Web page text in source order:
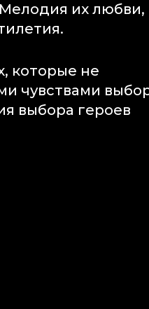
их любви,
которые не
чувствами
выбора героев